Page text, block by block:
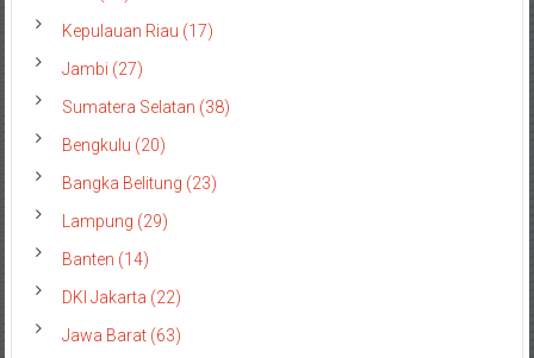
Kepulauan Riau (17)
Jambi (27)
Sumatera Selatan (38)
Bengkulu (20)
Bangka Belitung (23)
Lampung (29)
Banten (14)
DKI Jakarta (22)
Jawa Barat (63)